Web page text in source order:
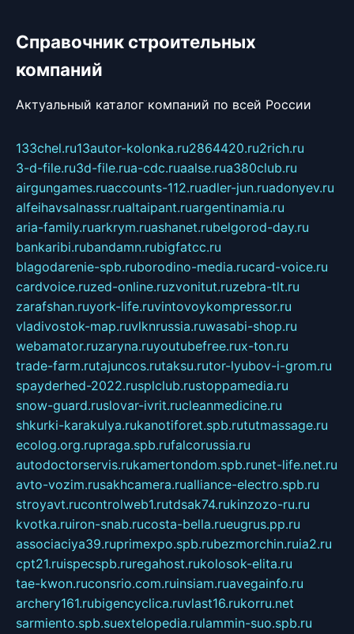
Справочник строительных
компаний
Актуальный каталог компаний по всей России
133chel.ru13autor-kolonka.ru2864420.ru2rich.ru
3-d-file.ru3d-file.rua-cdc.ruaalse.rua380club.ru
airgungames.ruaccounts-112.ruadler-jun.ruadonyev.ru
alfeihavsalnassr.rualtaipant.ruargentinamia.ru
aria-family.ruarkrym.ruashanet.rubelgorod-day.ru
bankaribi.rubandamn.rubigfatcc.ru
blagodarenie-spb.ruborodino-media.rucard-voice.ru
cardvoice.ruzed-online.ruzvonitut.ruzebra-tlt.ru
zarafshan.ruyork-life.ruvintovoykompressor.ru
vladivostok-map.ruvlknrussia.ruwasabi-shop.ru
webamator.ruzaryna.ruyoutubefree.rux-ton.ru
trade-farm.rutajuncos.rutaksu.rutor-lyubov-i-grom.ru
spayderhed-2022.rusplclub.rustoppamedia.ru
snow-guard.ruslovar-ivrit.rucleanmedicine.ru
shkurki-karakulya.rukanotiforet.spb.rututmassage.ru
ecolog.org.rupraga.spb.rufalcorussia.ru
autodoctorservis.rukamertondom.spb.runet-life.net.ru
avto-vozim.rusakhcamera.rualliance-electro.spb.ru
stroyavt.rucontrolweb1.rutdsak74.rukinzozo-ru.ru
kvotka.ruiron-snab.rucosta-bella.rueugrus.pp.ru
associaciya39.ruprimexpo.spb.rubezmorchin.ruia2.ru
cpt21.ruispecspb.ruregahost.rukolosok-elita.ru
tae-kwon.ruconsrio.com.ruinsiam.ruavegainfo.ru
archery161.rubigencyclica.ruvlast16.rukorru.net
sarmiento.spb.suextelopedia.rulammin-suo.spb.ru